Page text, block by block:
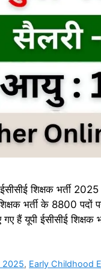
शिक्षक भर्ती 2025
शिक्षक भर्ती के 8800 पदों
हैं यूपी ईसीसीई
2025, Early Childhood